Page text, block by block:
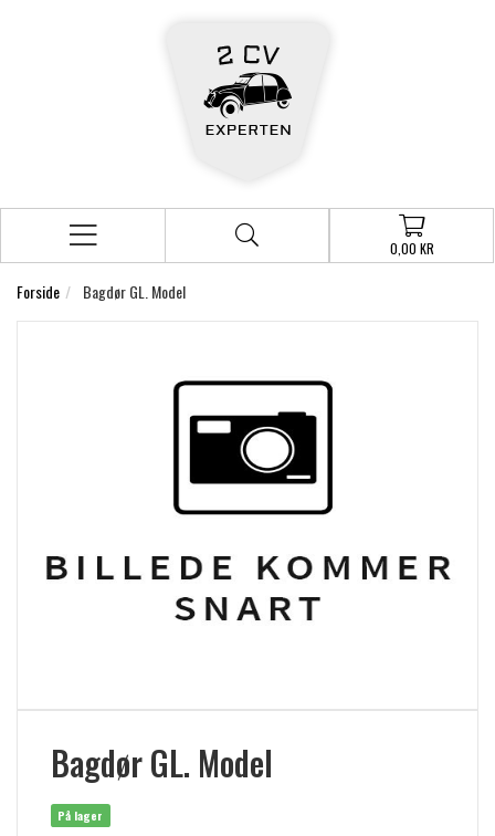
0,00 KR
Forside Bagdør GL. Model
Bagdør GL. Model
På lager